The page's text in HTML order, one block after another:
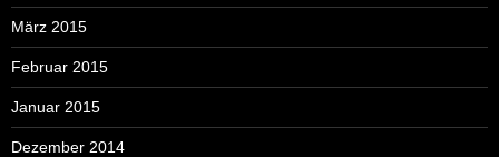
März 2015
Februar 2015
Januar 2015
Dezember 2014